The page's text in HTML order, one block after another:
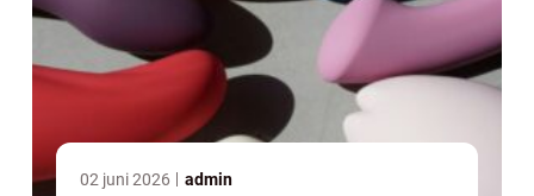
02 juni 2026 admin